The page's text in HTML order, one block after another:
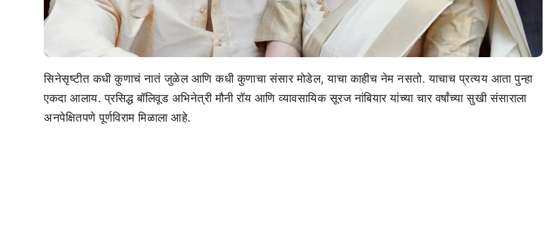
सिनेसृष्टीत कधी कुणाचं नातं जुळेल आणि कधी कुणाचा संसार मोडेल, याचा काहीच नेम नसतो. याचाच प्रत्यय आता पुन्हा
एकदा आलाय. प्रसिद्ध बॉलिवूड अभिनेत्री मौनी रॉय आणि व्यावसायिक सूरज नांबियार यांच्या चार वर्षांच्या सुखी संसाराला
अनपेक्षितपणे पूर्णविराम मिळाला आहे.